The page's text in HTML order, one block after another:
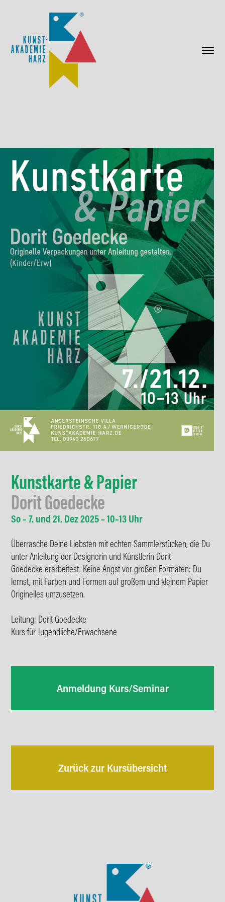
Kunstkarte & Papier
Dorit Goedecke
So – 7. und 21. Dez 2025 – 10–13 Uhr
Überrasche Deine Liebsten mit echten Sammlerstücken, die Du
unter Anleitung der Designerin und Künstlerin Dorit
Goedecke erarbeitest. Keine Angst vor großen Formaten: Du
lernst, mit Farben und Formen auf großem und kleinem Papier
Originelles umzusetzen.
Leitung: Dorit Goedecke
Kurs für Jugendliche/Erwachsene
Anmeldung Kurs/Seminar
Zurück zur Kursübersicht